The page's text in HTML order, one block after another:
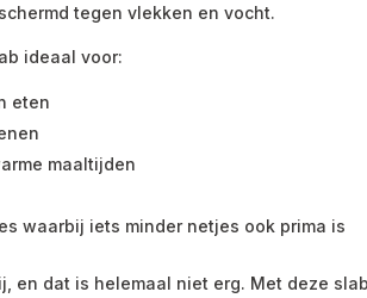
tegen vlekken en vocht.
ideaal voor:
eten
maaltijden
waarbij iets minder netjes ook prima is
en dat is helemaal niet erg. Met deze